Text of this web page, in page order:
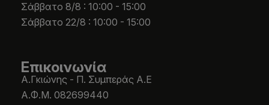
Σάββατο 8/8 : 10:00 - 15:00
Σάββατο 22/8 : 10:00 - 15:00
Επικοινωνία
Α.Γκιώνης - Π. Συμπεράς Α.Ε
Α.Φ.Μ. 082699440